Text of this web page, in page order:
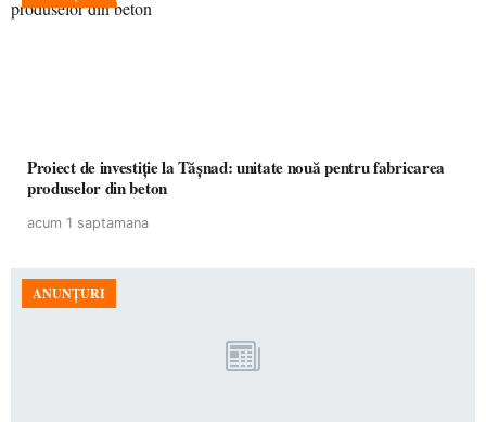
Proiect de investiție la Tășnad: unitate nouă pentru fabricarea
produselor din beton
acum 1 saptamana
ANUNȚURI